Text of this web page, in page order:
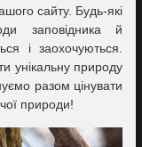
сайту. Будь-які
заповідника й
і заохочуються.
унікальну природу
разом цінувати
природи!